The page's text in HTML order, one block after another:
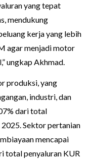
yang tepat
mendukung
kerja yang lebih
agar menjadi motor
ungkap Akhmad.
produksi, yang
industri, dan
dari total
Sektor pertanian
mencapai
total penyaluran KUR